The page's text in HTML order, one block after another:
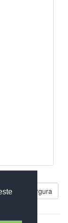
de la amargura